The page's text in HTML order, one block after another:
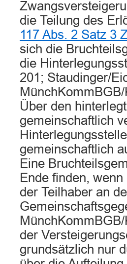
die Teilung des
117 Abs. 2 Satz 3
sich die
die
201; Staudinger/
Über den
gemeinschaftlich
gemeinschaftlich
Eine
Ende finden,
der Teilhaber an
der
grundsätzlich nur